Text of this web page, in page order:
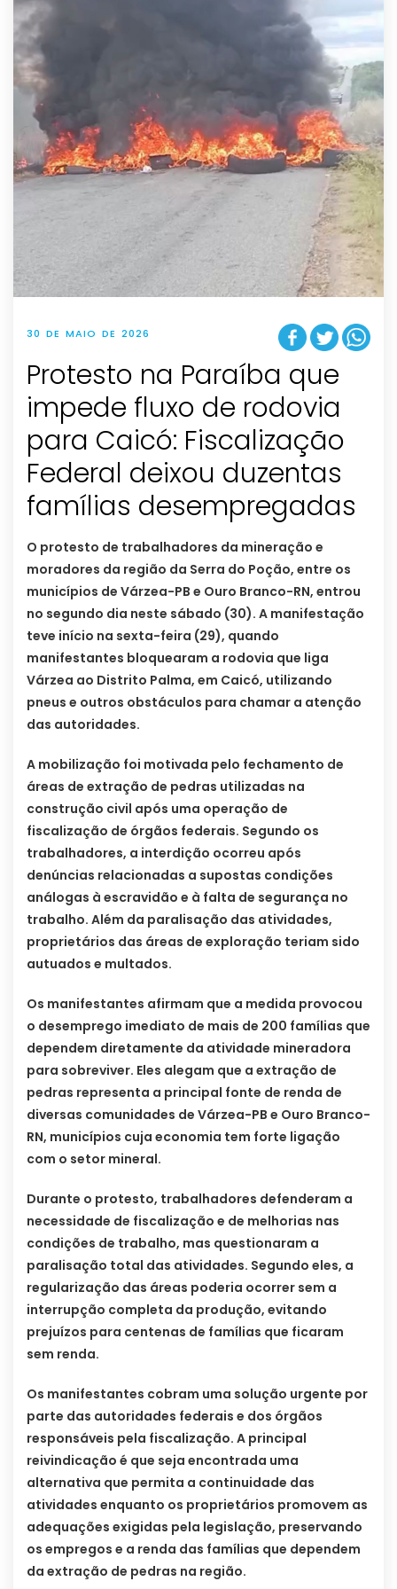
30 DE MAIO DE 2026
Protesto na Paraíba que
impede fluxo de rodovia
para Caicó: Fiscalização
Federal deixou duzentas
famílias desempregadas
O protesto de trabalhadores da mineração e
moradores da região da Serra do Poção, entre os
municípios de Várzea-PB e Ouro Branco-RN, entrou
no segundo dia neste sábado (30). A manifestação
teve início na sexta-feira (29), quando
manifestantes bloquearam a rodovia que liga
Várzea ao Distrito Palma, em Caicó, utilizando
pneus e outros obstáculos para chamar a atenção
das autoridades.
A mobilização foi motivada pelo fechamento de
áreas de extração de pedras utilizadas na
construção civil após uma operação de
fiscalização de órgãos federais. Segundo os
trabalhadores, a interdição ocorreu após
denúncias relacionadas a supostas condições
análogas à escravidão e à falta de segurança no
trabalho. Além da paralisação das atividades,
proprietários das áreas de exploração teriam sido
autuados e multados.
Os manifestantes afirmam que a medida provocou
o desemprego imediato de mais de 200 famílias que
dependem diretamente da atividade mineradora
para sobreviver. Eles alegam que a extração de
pedras representa a principal fonte de renda de
diversas comunidades de Várzea-PB e Ouro Branco-
RN, municípios cuja economia tem forte ligação
com o setor mineral.
Durante o protesto, trabalhadores defenderam a
necessidade de fiscalização e de melhorias nas
condições de trabalho, mas questionaram a
paralisação total das atividades. Segundo eles, a
regularização das áreas poderia ocorrer sem a
interrupção completa da produção, evitando
prejuízos para centenas de famílias que ficaram
sem renda.
Os manifestantes cobram uma solução urgente por
parte das autoridades federais e dos órgãos
responsáveis pela fiscalização. A principal
reivindicação é que seja encontrada uma
alternativa que permita a continuidade das
atividades enquanto os proprietários promovem as
adequações exigidas pela legislação, preservando
os empregos e a renda das famílias que dependem
da extração de pedras na região.